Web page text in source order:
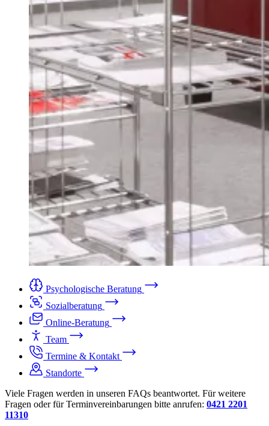
Psychologische Beratung
Sozialberatung
Online-Beratung
Team
Termine & Kontakt
Standorte
Viele Fragen werden in unseren FAQs beantwortet. Für weitere
Fragen oder für Terminvereinbarungen bitte anrufen: 0421 2201
11310